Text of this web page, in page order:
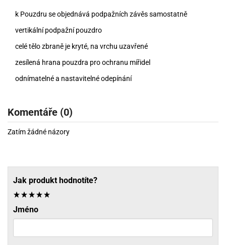
k Pouzdru seobjednává podpažních závěssamostatně
vertikální podpažní pouzdro
celé tělozbraně je kryté, na vrchu uzavřené
zesílená hrana pouzdra proochranu mířidel
odnímatelnéa nastavitelnéodepínání
Komentáře (0)
Zatím žádné názory
Jak produkt hodnotíte?
Jméno